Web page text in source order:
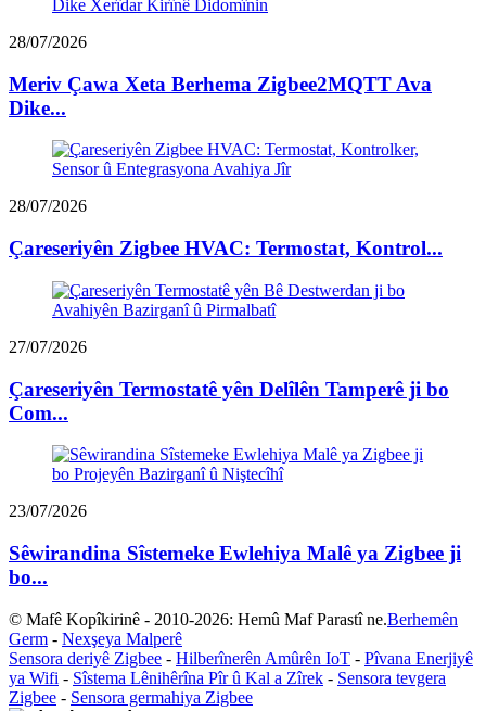
28/07/2026
Meriv Çawa Xeta Berhema Zigbee2MQTT Ava
Dike...
28/07/2026
Çareseriyên Zigbee HVAC: Termostat, Kontrol...
27/07/2026
Çareseriyên Termostatê yên Delîlên Tamperê ji bo
Com...
23/07/2026
Sêwirandina Sîstemeke Ewlehiya Malê ya Zigbee ji
bo...
© Mafê Kopîkirinê - 2010-2026: Hemû Maf Parastî ne.Berhemên
Germ - Nexşeya Malperê
Sensora deriyê Zigbee - Hilberînerên Amûrên IoT - Pîvana Enerjiyê
ya Wifi - Sîstema Lênihêrîna Pîr û Kal a Zîrek - Sensora tevgera
Zigbee - Sensora germahiya Zigbee